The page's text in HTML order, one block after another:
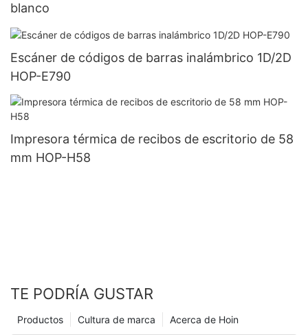
blanco
Escáner de códigos de barras inalámbrico 1D/2D
HOP-E790
Impresora térmica de recibos de escritorio de 58
mm HOP-H58
TE PODRÍA GUSTAR
Acerca de Hoin
Cultura de marca
Productos